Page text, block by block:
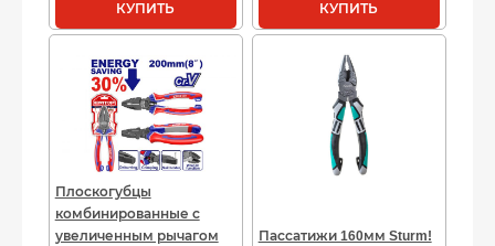
КУПИТЬ КУПИТЬ
Плоскогубцы
комбинированные с
увеличенным рычагом
Пассатижи 160мм Sturm!